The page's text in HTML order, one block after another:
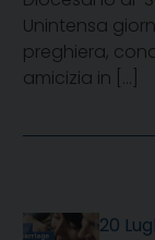
Unintensa
preghiera,
amicizia in […]
20